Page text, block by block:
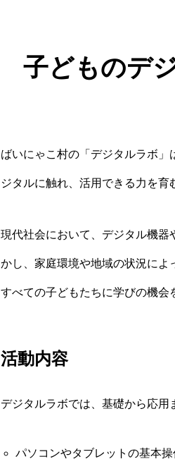
子どものデ
ばいにゃこ村の「デジタルラボ
ジタルに触れ、活用できる力を育
現代社会において、デジタル機器
かし、家庭環境や地域の状況によ
すべての子どもたちに学びの機会
活動内容
デジタルラボでは、基礎から応用
パソコンやタブレットの基本操